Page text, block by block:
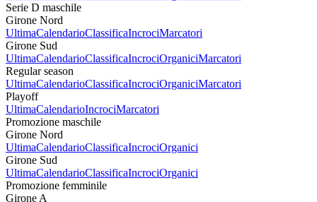
Serie D maschile
Girone Nord
UltimaCalendarioClassificaIncrociMarcatori
Girone Sud
UltimaCalendarioClassificaIncrociOrganiciMarcatori
Regular season
UltimaCalendarioClassificaIncrociOrganiciMarcatori
Playoff
UltimaCalendarioIncrociMarcatori
Promozione maschile
Girone Nord
UltimaCalendarioClassificaIncrociOrganici
Girone Sud
UltimaCalendarioClassificaIncrociOrganici
Promozione femminile
Girone A